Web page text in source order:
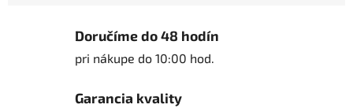
Doručíme do 48 hodín
pri nákupe do 10:00 hod.
Garancia kvality